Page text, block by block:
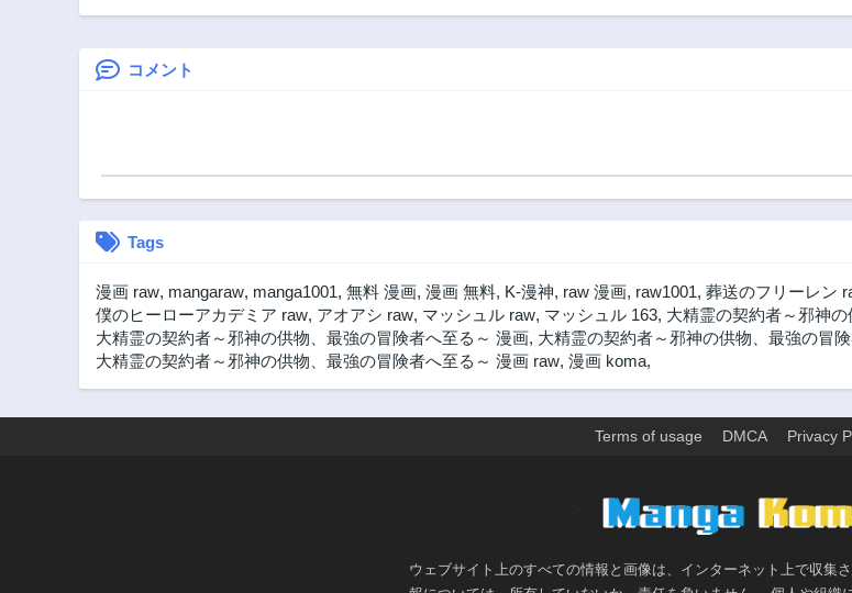
第4話 第3.2話 第3.1話
辺境領地を再興す
令嬢は前世知
コメント
Tags
漫画 raw, mangaraw, manga1001, 無料 漫画, 漫画 無料, K-漫神, raw 漫画, raw1001, 葬送のフリーレン
僕のヒーローアカデミア raw, アオアシ raw, マッシュル raw, マッシュル 163, 大精霊の契約者～邪神
大精霊の契約者～邪神の供物、最強の冒険者へ至る～ 漫画, 大精霊の契約者～邪神の供物、最強の冒
大精霊の契約者～邪神の供物、最強の冒険者へ至る～ 漫画 raw, 漫画 koma,
Terms of usage DMCA Privacy
ウェブサイト上のすべての情報と画像は、インターネット上で収集